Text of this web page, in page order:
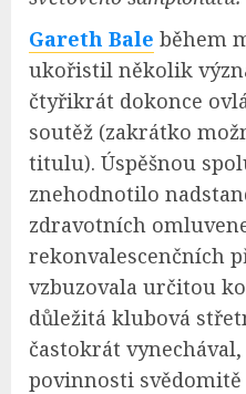
Gareth Bale během
ukořistil několik
čtyřikrát dokonce
soutěž (zakrátko
titulu). Úspěšnou
znehodnotilo
zdravotních
rekonvalescenčních
vzbuzovala určitou
důležitá klubová
častokrát
povinnosti svědomitě